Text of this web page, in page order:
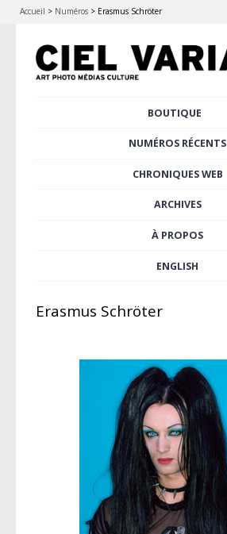
Accueil > Numéros > Erasmus Schröter
BOUTIQUE
NUMÉROS RÉCENTS
CHRONIQUES WEB
ARCHIVES
À PROPOS
ENGLISH
Erasmus Schröter